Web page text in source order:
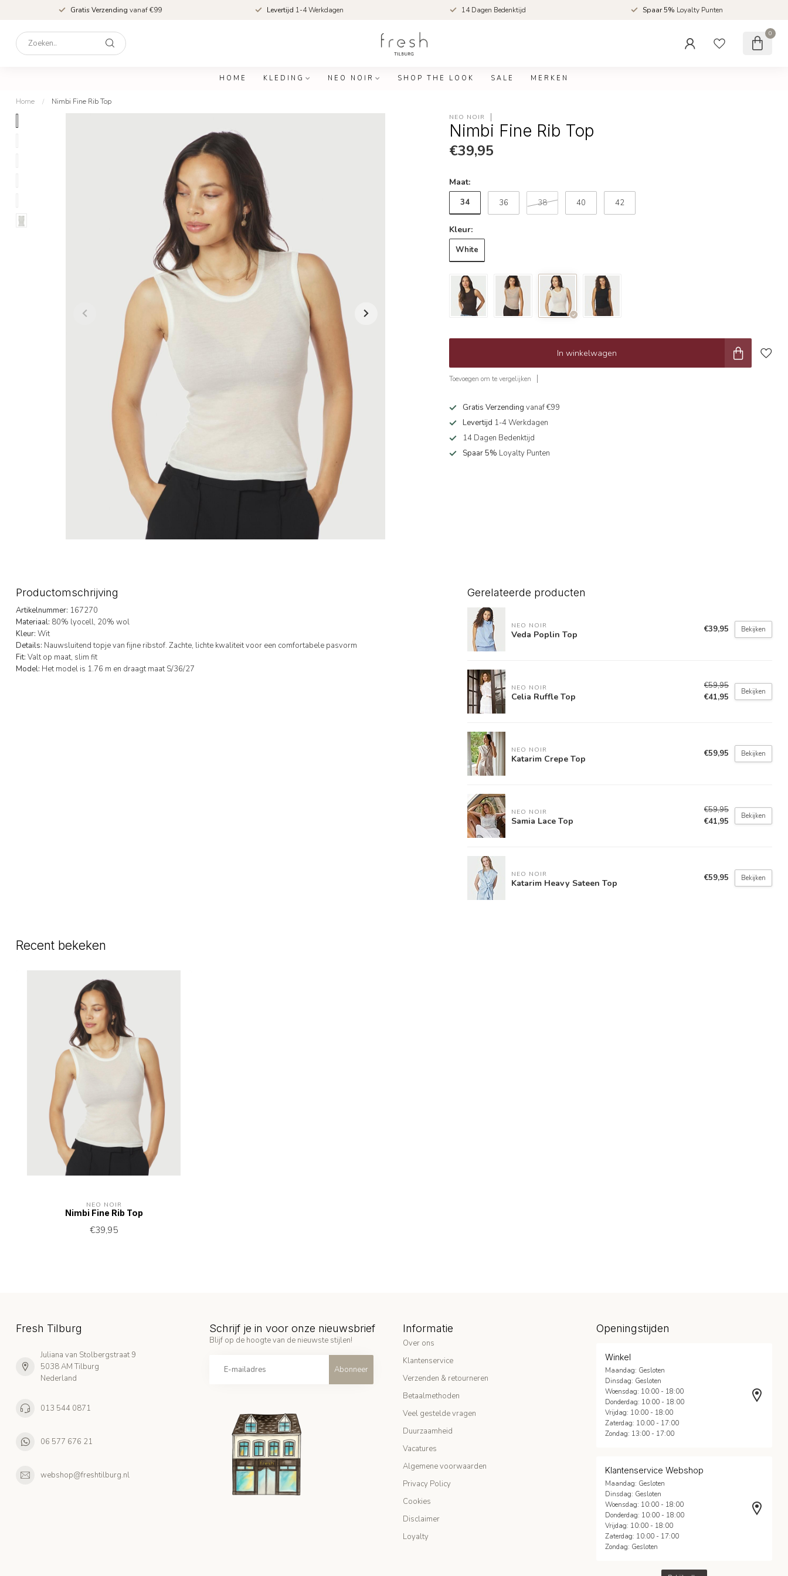
Gratis Verzending vanaf €99 Levertijd 1-4 Werkdagen 14 Dagen Bedenktijd Spaar 5% Loyalty Punten
0
HOME KLEDING NEO NOIR SHOP THE LOOK SALE MERKEN
Home / Nimbi Fine Rib Top
NEO NOIR
Nimbi Fine Rib Top
€39,95
Maat:
34 36 38 40 42
Kleur:
White
In winkelwagen
Toevoegen om te vergelijken
Gratis Verzendingvanaf €99
Levertijd 1-4 Werkdagen
14 Dagen Bedenktijd
Spaar 5% Loyalty Punten
Productomschrijving
Artikelnummer: 167270
Materiaal: 80% lyocell, 20% wol
Kleur: Wit
Details: Nauwsluitend topje van fijne ribstof. Zachte, lichte kwaliteit voor een comfortabele pasvorm
Fit: Valt op maat, slim fit
Model: Het model is 1.76 m en draagt maat S/36/27
Gerelateerde producten
NEO NOIR
Veda Poplin Top €39,95 Bekijken
NEO NOIR
Celia Ruffle Top
€59,95
€41,95
Bekijken
NEO NOIR
Katarim Crepe Top €59,95 Bekijken
NEO NOIR
Samia Lace Top
€59,95
€41,95
Bekijken
NEO NOIR
Katarim Heavy Sateen Top €59,95 Bekijken
Recent bekeken
NEO NOIR
Nimbi Fine Rib Top
€39,95
Fresh Tilburg
Juliana van Stolbergstraat 9
5038 AM Tilburg
Nederland
013 544 0871
06 577 676 21
webshop@freshtilburg.nl
Schrijf je in voor onze nieuwsbrief
Blijf op de hoogte van de nieuwste stijlen!
Abonneer
Informatie
Over ons
Klantenservice
Verzenden & retourneren
Betaalmethoden
Veel gestelde vragen
Duurzaamheid
Vacatures
Algemene voorwaarden
Privacy Policy
Cookies
Disclaimer
Loyalty
Openingstijden
Winkel
Maandag: Gesloten
Dinsdag: Gesloten
Woensdag: 10:00 - 18:00
Donderdag: 10:00 - 18:00
Vrijdag: 10:00 - 18:00
Zaterdag: 10:00 - 17:00
Zondag: 13:00 - 17:00
Klantenservice Webshop
Maandag: Gesloten
Dinsdag: Gesloten
Woensdag: 10:00 - 18:00
Donderdag: 10:00 - 18:00
Vrijdag: 10:00 - 18:00
Zaterdag: 10:00 - 17:00
Zondag: Gesloten